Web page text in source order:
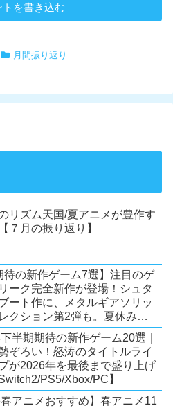
トを書き込む
月間振り返り
リズム天国/夏アニメが豊作す
７月の振り返り】
待の新作ゲーム7選】注目のゲ
ーク完全新作が登場！シュタ
ート作に、メタルギアソリッ
クション第2弾も。夏休みを
るタイトル大集合！
PS5/PC】
半期期待の新作ゲーム20選｜
ぞろい！怒涛のタイトルライ
が2026年を最後まで盛り上げ
PS5/Xbox/PC】
春アニメおすすめ】春アニメ11